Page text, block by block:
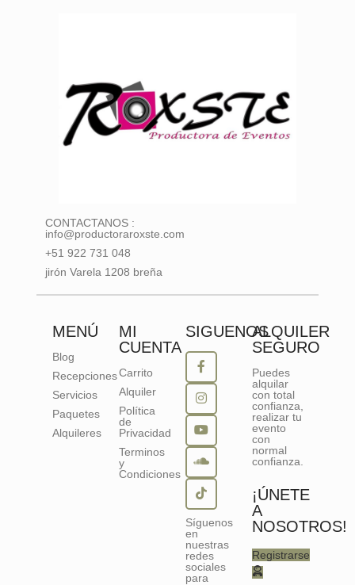
CONTACTANOS :
info@productoraroxste.com
+51 922 731 048
jirón Varela 1208 breña
MENÚ
Blog
Recepciones
Servicios
Paquetes
Alquileres
MI
CUENTA
Carrito
Alquiler
Política
de
Privacidad
Terminos
y
Condiciones
SIGUENOS
Síguenos
en
nuestras
redes
sociales
para
ALQUILER
SEGURO
Puedes
alquilar
con total
confianza,
realizar tu
evento
con
normal
confianza.
¡ÚNETE
A
NOSOTROS!
Registrarse